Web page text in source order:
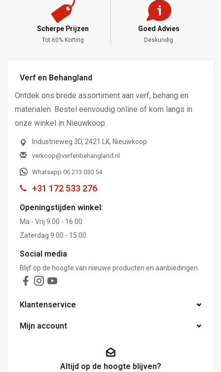
Scherpe Prijzen
Tot 60% Korting
Goed Advies
Deskundig
Verf en Behangland
Ontdek ons brede assortiment aan verf, behang en
materialen. Bestel eenvoudig online of kom langs in
onze winkel in Nieuwkoop.
Industrieweg 3D, 2421 LK, Nieuwkoop
verkoop@verfenbehangland.nl
Whatsapp 06 213 030 54
+31 172 533 276
Openingstijden winkel:
Ma - Vrij 9.00 - 16.00
Zaterdag 9.00 - 15.00
Social media
Blijf op de hoogte van nieuwe producten en aanbiedingen.
Klantenservice
Mijn account
Altijd op de hoogte blijven?